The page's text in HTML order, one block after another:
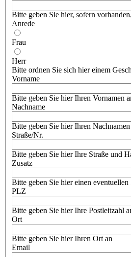
Bitte geben Sie hier, sofern
Anrede
Frau
Herr
Bitte ordnen Sie sich hier einem
Vorname
Bitte geben Sie hier Ihren Vornamen
Nachname
Bitte geben Sie hier Ihren Nachnamen
Straße/Nr.
Bitte geben Sie hier Ihre Straße und
Zusatz
Bitte geben Sie hier einen
PLZ
Bitte geben Sie hier Ihre Postleitzahl
Ort
Bitte geben Sie hier Ihren Ort an
Email